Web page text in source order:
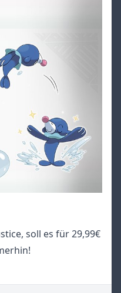
soll es für 29,99€